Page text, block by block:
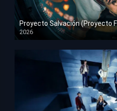
Proyecto Salvación (Proyecto
2026
HD 1080p